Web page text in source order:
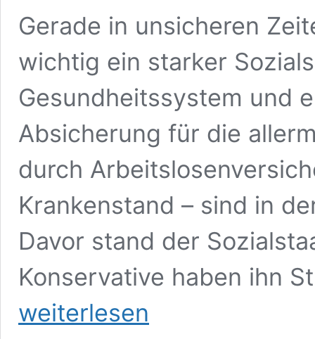
Gerade in unsicheren
wichtig ein starker
Gesundheitssystem und
Absicherung für die
durch
Krankenstand – sind in
Davor stand der
Konservative haben ihn
weiterlesen